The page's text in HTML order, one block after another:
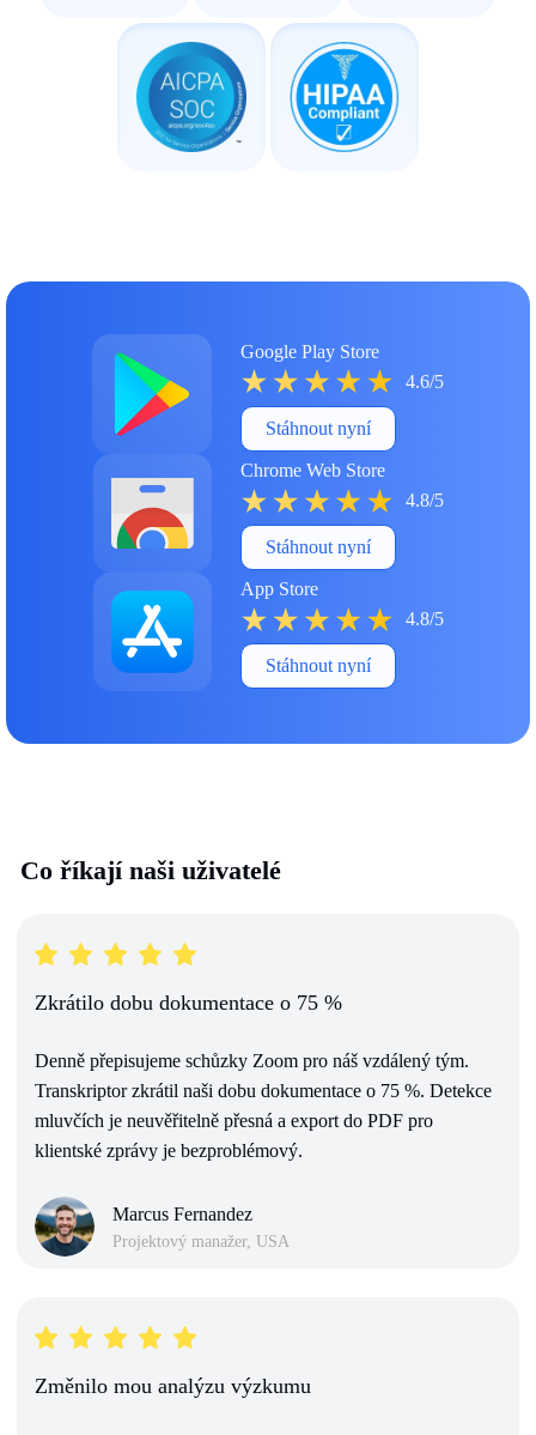
Google Play Store
4.6/5
Stáhnout nyní
Chrome Web Store
4.8/5
Stáhnout nyní
App Store
4.8/5
Stáhnout nyní
Co říkají naši uživatelé
Zkrátilo dobu dokumentace o 75 %
Denně přepisujeme schůzky Zoom pro náš vzdálený tým.
Transkriptor zkrátil naši dobu dokumentace o 75 %. Detekce
mluvčích je neuvěřitelně přesná a export do PDF pro
klientské zprávy je bezproblémový.
Marcus Fernandez
Projektový manažer, USA
Změnilo mou analýzu výzkumu